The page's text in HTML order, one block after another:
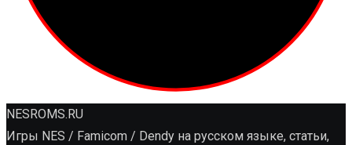
NESROMS.RU
Игры NES / Famicom / Dendy на русском языке, статьи,